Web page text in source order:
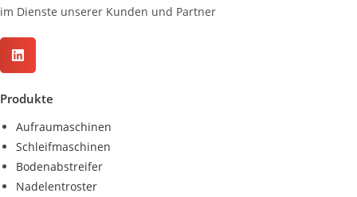
im Dienste unserer Kunden und Partner
Produkte
Aufraumaschinen
Schleifmaschinen
Bodenabstreifer
Nadelentroster